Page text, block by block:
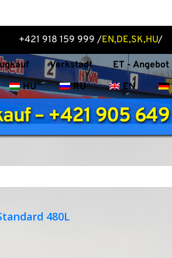
+421 918 159 999 /EN,DE,SK,HU/
Verkstadt ET - Angebot
HU
RU EN
– +421 905
480L